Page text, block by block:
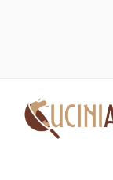
contenuto